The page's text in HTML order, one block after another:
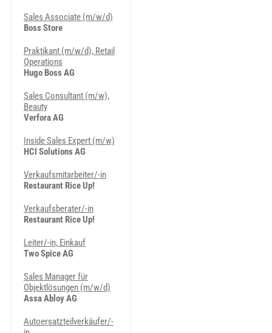
Sales Associate (m/w/d)
Boss Store
Praktikant (m/w/d), Retail
Operations
Hugo Boss AG
Sales Consultant (m/w),
Beauty
Verfora AG
Inside Sales Expert (m/w)
HCI Solutions AG
Verkaufsmitarbeiter/-in
Restaurant Rice Up!
Verkaufsberater/-in
Restaurant Rice Up!
Leiter/-in, Einkauf
Two Spice AG
Sales Manager für
Objektlösungen (m/w/d)
Assa Abloy AG
Autoersatzteilverkäufer/-